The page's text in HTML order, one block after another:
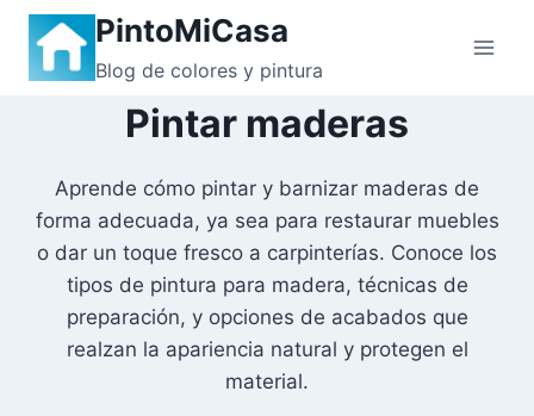
Saltar
contenido
PintoMiCasa
Blog de colores y pintura
Pintar maderas
Aprende cómo pintar y barnizar maderas de
forma adecuada, ya sea para restaurar muebles
o dar un toque fresco a carpinterías. Conoce los
tipos de pintura para madera, técnicas de
preparación, y opciones de acabados que
realzan la apariencia natural y protegen el
material.